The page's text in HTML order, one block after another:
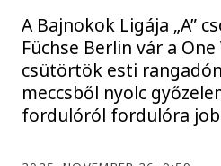
A Bajnokok Ligája „A”
Füchse Berlin vár a
csütörtök esti
meccsből nyolc
fordulóról fordulóra